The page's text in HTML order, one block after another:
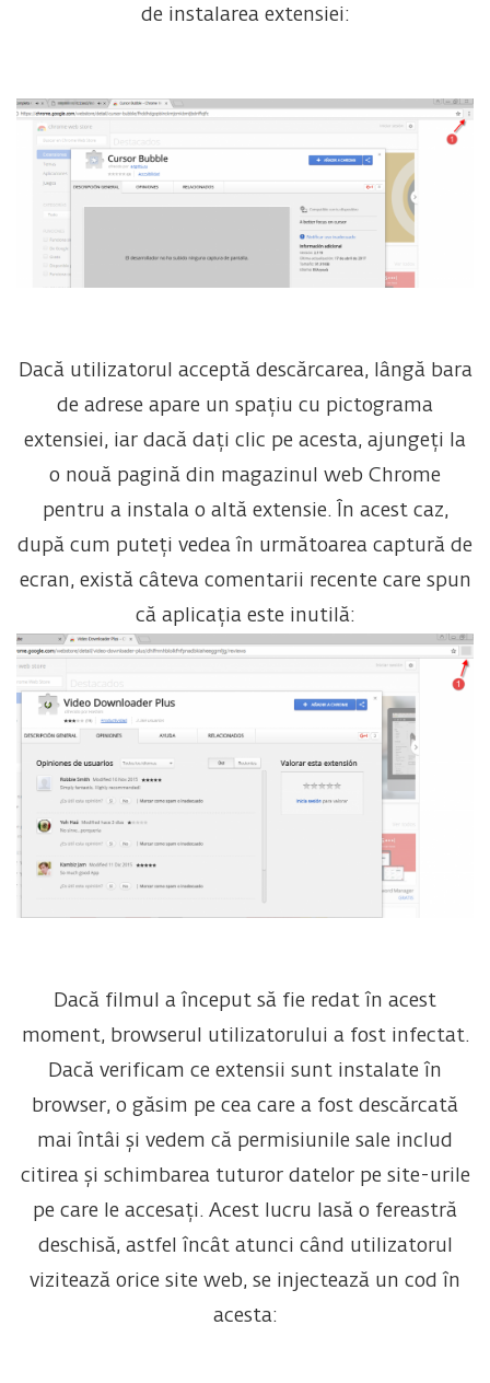
de instalarea extensiei:
Dacă utilizatorul acceptă descărcarea, lângă bara
de adrese apare un spațiu cu pictograma
extensiei, iar dacă dați clic pe acesta, ajungeți la
o nouă pagină din magazinul web Chrome
pentru a instala o altă extensie. În acest caz,
după cum puteți vedea în următoarea captură de
ecran, există câteva comentarii recente care spun
că aplicația este inutilă:
Dacă filmul a început să fie redat în acest
moment, browserul utilizatorului a fost infectat.
Dacă verificam ce extensii sunt instalate în
browser, o găsim pe cea care a fost descărcată
mai întâi și vedem că permisiunile sale includ
citirea și schimbarea tuturor datelor pe site-urile
pe care le accesați. Acest lucru lasă o fereastră
deschisă, astfel încât atunci când utilizatorul
vizitează orice site web, se injectează un cod în
acesta: